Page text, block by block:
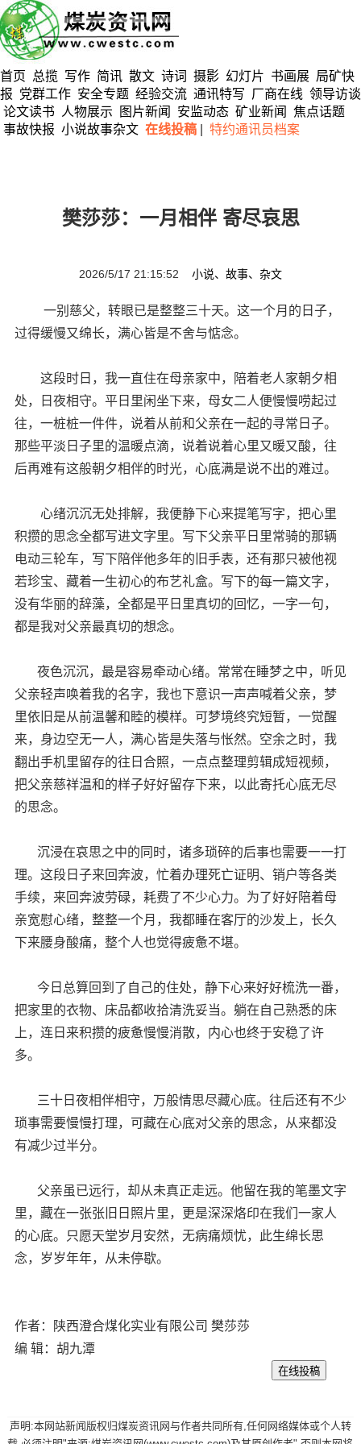
首页 总揽 写作 简讯 散文 诗词 摄影 幻灯片 书画展 局矿快
报 党群工作 安全专题 经验交流 通讯特写 厂商在线 领导访谈
论文读书
人物展示 图片新闻 安监动态 矿业新闻
焦点话题
事故快报 小说故事杂文 在线投稿 特约通讯员档案
樊莎莎：一月相伴 寄尽哀思
2026/5/17 21:15:52 小说、故事、杂文
一别慈父，转眼已是整整三十天。这一个月的日子，
过得缓慢又绵长，满心皆是不舍与惦念。
这段时日，我一直住在母亲家中，陪着老人家朝夕相
处，日夜相守。平日里闲坐下来，母女二人便慢慢唠起过
往，一桩桩一件件，说着从前和父亲在一起的寻常日子。
那些平淡日子里的温暖点滴，说着说着心里又暖又酸，往
后再难有这般朝夕相伴的时光，心底满是说不出的难过。
心绪沉沉无处排解，我便静下心来提笔写字，把心里
积攒的思念全都写进文字里。写下父亲平日里常骑的那辆
电动三轮车，写下陪伴他多年的旧手表，还有那只被他视
若珍宝、藏着一生初心的布艺礼盒。写下的每一篇文字，
没有华丽的辞藻，全都是平日里真切的回忆，一字一句，
都是我对父亲最真切的想念。
夜色沉沉，最是容易牵动心绪。常常在睡梦之中，听见
父亲轻声唤着我的名字，我也下意识一声声喊着父亲，梦
里依旧是从前温馨和睦的模样。可梦境终究短暂，一觉醒
来，身边空无一人，满心皆是失落与怅然。空余之时，我
翻出手机里留存的往日合照，一点点整理剪辑成短视频，
把父亲慈祥温和的样子好好留存下来，以此寄托心底无尽
的思念。
沉浸在哀思之中的同时，诸多琐碎的后事也需要一一打
理。这段日子来回奔波，忙着办理死亡证明、销户等各类
手续，来回奔波劳碌，耗费了不少心力。为了好好陪着母
亲宽慰心绪，整整一个月，我都睡在客厅的沙发上，长久
下来腰身酸痛，整个人也觉得疲惫不堪。
今日总算回到了自己的住处，静下心来好好梳洗一番，
把家里的衣物、床品都收拾清洗妥当。躺在自己熟悉的床
上，连日来积攒的疲惫慢慢消散，内心也终于安稳了许
多。
三十日夜相伴相守，万般情思尽藏心底。往后还有不少
琐事需要慢慢打理，可藏在心底对父亲的思念，从来都没
有减少过半分。
父亲虽已远行，却从未真正走远。他留在我的笔墨文字
里，藏在一张张旧日照片里，更是深深烙印在我们一家人
的心底。只愿天堂岁月安然，无病痛烦忧，此生绵长思
念，岁岁年年，从未停歇。
作者：陕西澄合煤化实业有限公司 樊莎莎
编 辑：胡九潭
声明:本网站新闻版权归煤炭资讯网与作者共同所有,任何网络媒体或个人转